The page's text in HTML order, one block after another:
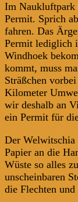
Im Naukluftpark
Permit. Sprich
fahren. Das
Permit lediglich
Windhoek
kommt, muss
Sträßchen
Kilometer
wir deshalb an
ein Permit für
Der
Papier an die
Wüste so alles
unscheinbaren
die Flechten und